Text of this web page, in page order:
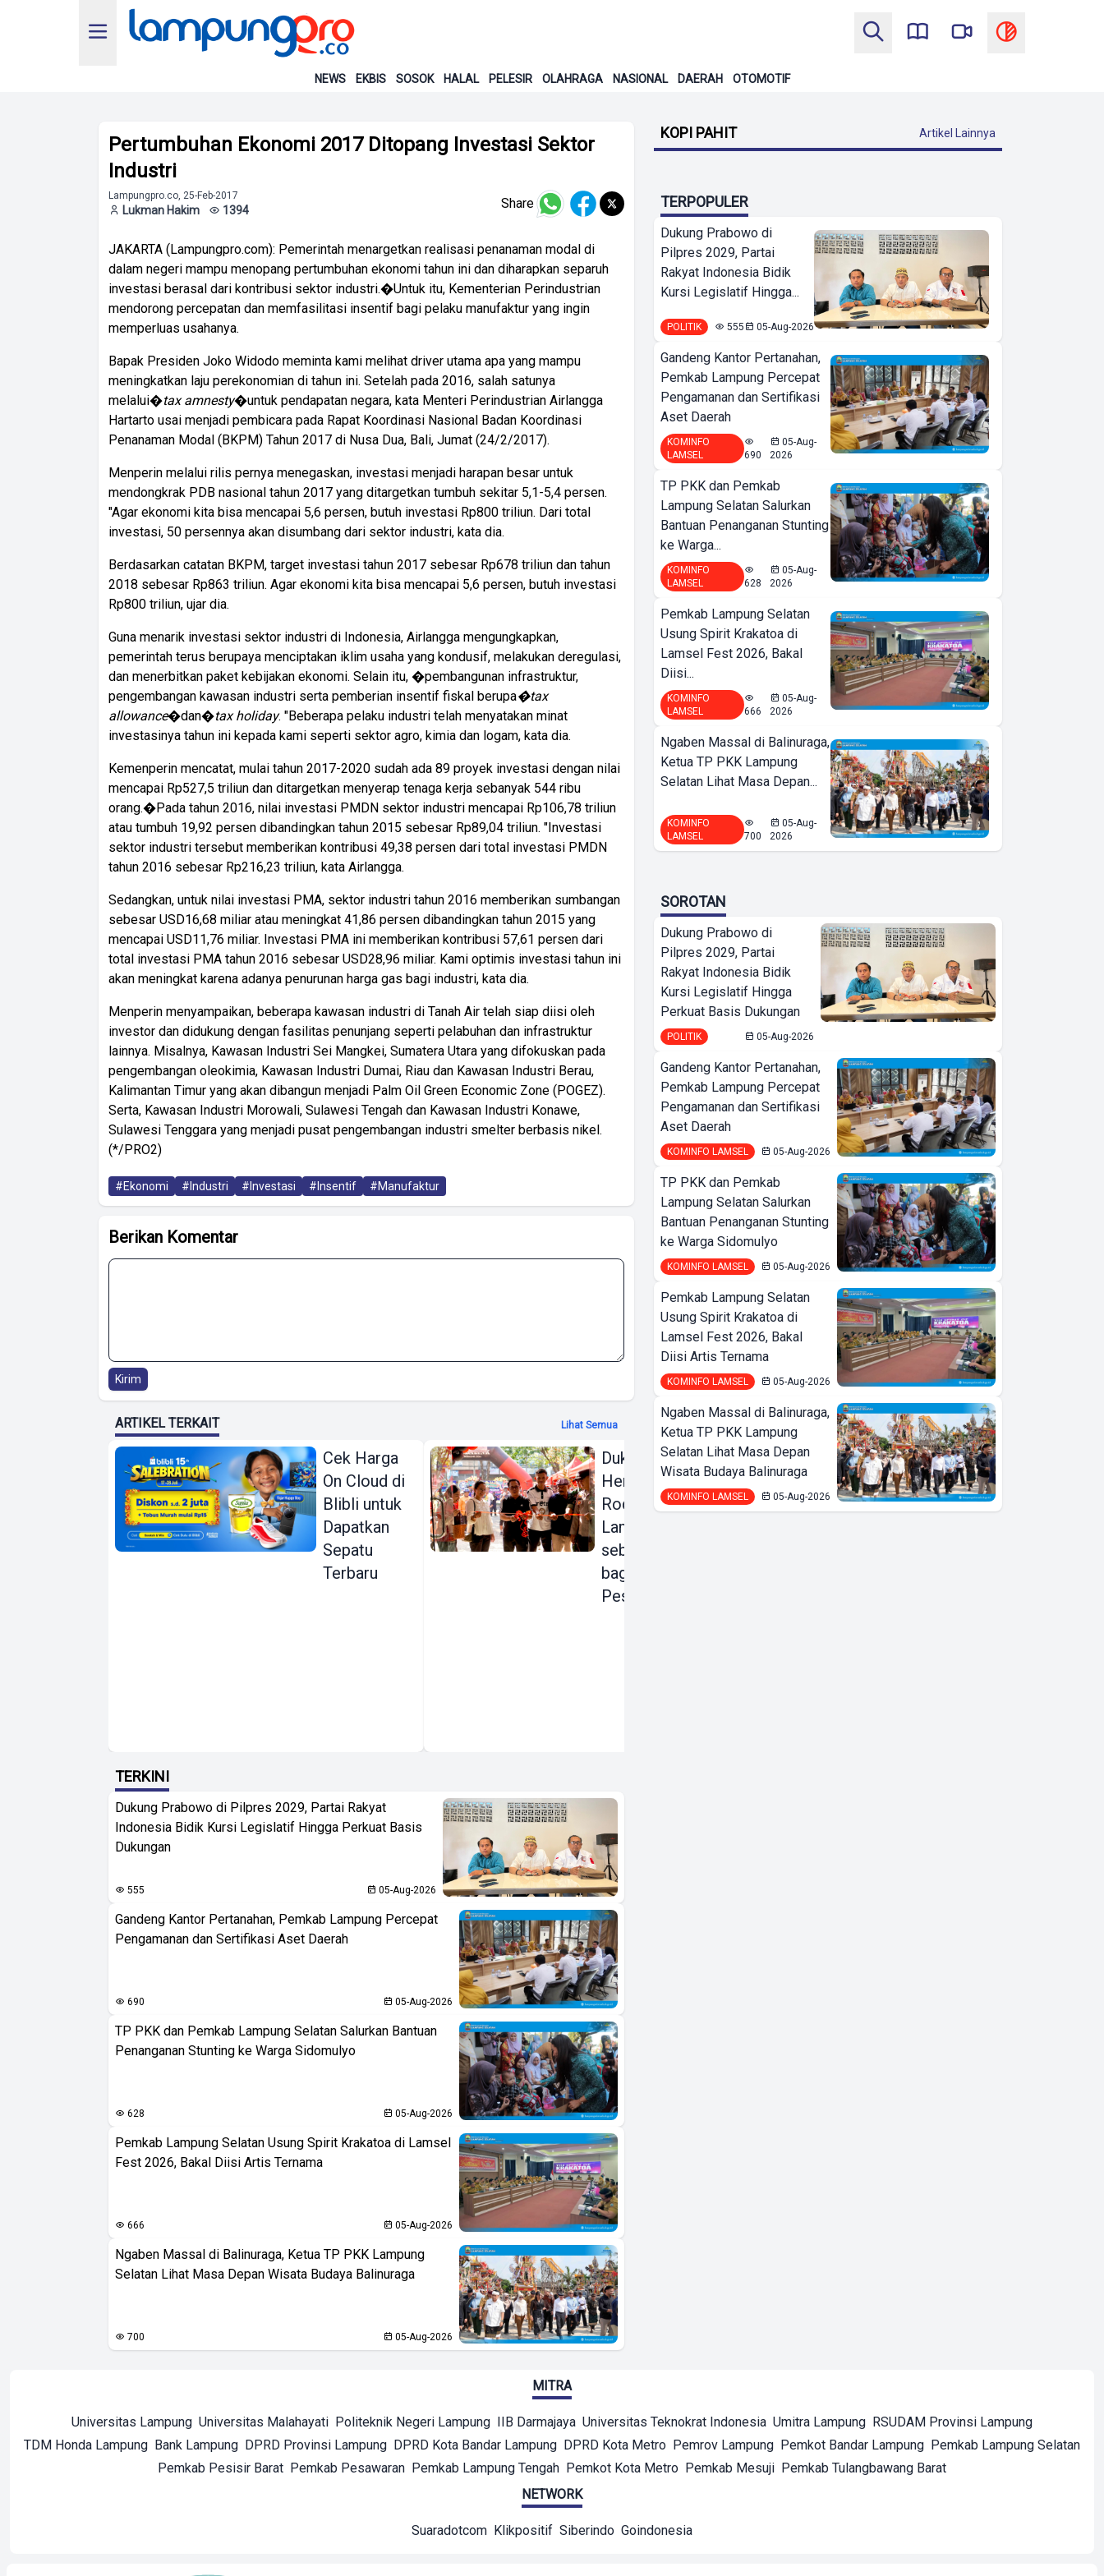
NEWS EKBIS SOSOK HALAL PELESIR OLAHRAGA NASIONAL DAERAH OTOMOTIF
Pertumbuhan Ekonomi 2017 Ditopang Investasi Sektor
Industri
Lampungpro.co, 25-Feb-2017
Lukman Hakim 1394 Share
JAKARTA (Lampungpro.com): Pemerintah menargetkan realisasi penanaman modal di
dalam negeri mampu menopang pertumbuhan ekonomi tahun ini dan diharapkan separuh
investasi berasal dari kontribusi sektor industri.�Untuk itu, Kementerian Perindustrian
mendorong percepatan dan memfasilitasi insentif bagi pelaku manufaktur yang ingin
memperluas usahanya.
Bapak Presiden Joko Widodo meminta kami melihat driver utama apa yang mampu
meningkatkan laju perekonomian di tahun ini. Setelah pada 2016, salah satunya
melalui�tax amnesty�untuk pendapatan negara, kata Menteri Perindustrian Airlangga
Hartarto usai menjadi pembicara pada Rapat Koordinasi Nasional Badan Koordinasi
Penanaman Modal (BKPM) Tahun 2017 di Nusa Dua, Bali, Jumat (24/2/2017).
Menperin melalui rilis pernya menegaskan, investasi menjadi harapan besar untuk
mendongkrak PDB nasional tahun 2017 yang ditargetkan tumbuh sekitar 5,1-5,4 persen.
"Agar ekonomi kita bisa mencapai 5,6 persen, butuh investasi Rp800 triliun. Dari total
investasi, 50 persennya akan disumbang dari sektor industri, kata dia.
Berdasarkan catatan BKPM, target investasi tahun 2017 sebesar Rp678 triliun dan tahun
2018 sebesar Rp863 triliun. Agar ekonomi kita bisa mencapai 5,6 persen, butuh investasi
Rp800 triliun, ujar dia.
Guna menarik investasi sektor industri di Indonesia, Airlangga mengungkapkan,
pemerintah terus berupaya menciptakan iklim usaha yang kondusif, melakukan deregulasi,
dan menerbitkan paket kebijakan ekonomi. Selain itu, �pembangunan infrastruktur,
pengembangan kawasan industri serta pemberian insentif fiskal berupa�tax
allowance�dan�tax holiday. "Beberapa pelaku industri telah menyatakan minat
investasinya tahun ini kepada kami seperti sektor agro, kimia dan logam, kata dia.
Kemenperin mencatat, mulai tahun 2017-2020 sudah ada 89 proyek investasi dengan nilai
mencapai Rp527,5 triliun dan ditargetkan menyerap tenaga kerja sebanyak 544 ribu
orang.�Pada tahun 2016, nilai investasi PMDN sektor industri mencapai Rp106,78 triliun
atau tumbuh 19,92 persen dibandingkan tahun 2015 sebesar Rp89,04 triliun. "Investasi
sektor industri tersebut memberikan kontribusi 49,38 persen dari total investasi PMDN
tahun 2016 sebesar Rp216,23 triliun, kata Airlangga.
Sedangkan, untuk nilai investasi PMA, sektor industri tahun 2016 memberikan sumbangan
sebesar USD16,68 miliar atau meningkat 41,86 persen dibandingkan tahun 2015 yang
mencapai USD11,76 miliar. Investasi PMA ini memberikan kontribusi 57,61 persen dari
total investasi PMA tahun 2016 sebesar USD28,96 miliar. Kami optimis investasi tahun ini
akan meningkat karena adanya penurunan harga gas bagi industri, kata dia.
Menperin menyampaikan, beberapa kawasan industri di Tanah Air telah siap diisi oleh
investor dan didukung dengan fasilitas penunjang seperti pelabuhan dan infrastruktur
lainnya. Misalnya, Kawasan Industri Sei Mangkei, Sumatera Utara yang difokuskan pada
pengembangan oleokimia, Kawasan Industri Dumai, Riau dan Kawasan Industri Berau,
Kalimantan Timur yang akan dibangun menjadi Palm Oil Green Economic Zone (POGEZ).
Serta, Kawasan Industri Morowali, Sulawesi Tengah dan Kawasan Industri Konawe,
Sulawesi Tenggara yang menjadi pusat pengembangan industri smelter berbasis nikel.
(*/PRO2)
#Ekonomi #Industri #Investasi #Insentif #Manufaktur
Berikan Komentar
Kirim
ARTIKEL TERKAIT Lihat Semua
Cek Harga
On Cloud di
Blibli untuk
Dapatkan
Sepatu
Terbaru
Dukung Gerakan
Hemat Energi,
Rodalink
Lampung Hadir
sebagai Rumah
bagi para
Pesepeda
Stabilitas
Ekonomi
Terjaga di
TERKINI
Dukung Prabowo di Pilpres 2029, Partai Rakyat
Indonesia Bidik Kursi Legislatif Hingga Perkuat Basis
Dukungan
555 05-Aug-2026
Gandeng Kantor Pertanahan, Pemkab Lampung Percepat
Pengamanan dan Sertifikasi Aset Daerah
690 05-Aug-2026
TP PKK dan Pemkab Lampung Selatan Salurkan Bantuan
Penanganan Stunting ke Warga Sidomulyo
628 05-Aug-2026
Pemkab Lampung Selatan Usung Spirit Krakatoa di Lamsel
Fest 2026, Bakal Diisi Artis Ternama
666 05-Aug-2026
Ngaben Massal di Balinuraga, Ketua TP PKK Lampung
Selatan Lihat Masa Depan Wisata Budaya Balinuraga
700 05-Aug-2026
KOPI PAHIT Artikel Lainnya
TERPOPULER
Dukung Prabowo di
Pilpres 2029, Partai
Rakyat Indonesia Bidik
Kursi Legislatif Hingga...
POLITIK 555 05-Aug-2026
Gandeng Kantor Pertanahan,
Pemkab Lampung Percepat
Pengamanan dan Sertifikasi
Aset Daerah
KOMINFO
LAMSEL
690
05-Aug-
2026
TP PKK dan Pemkab
Lampung Selatan Salurkan
Bantuan Penanganan Stunting
ke Warga...
KOMINFO
LAMSEL
628
05-Aug-
2026
Pemkab Lampung Selatan
Usung Spirit Krakatoa di
Lamsel Fest 2026, Bakal
Diisi...
KOMINFO
LAMSEL
666
05-Aug-
2026
Ngaben Massal di Balinuraga,
Ketua TP PKK Lampung
Selatan Lihat Masa Depan...
KOMINFO
LAMSEL
700
05-Aug-
2026
SOROTAN
Dukung Prabowo di
Pilpres 2029, Partai
Rakyat Indonesia Bidik
Kursi Legislatif Hingga
Perkuat Basis Dukungan
POLITIK 05-Aug-2026
Gandeng Kantor Pertanahan,
Pemkab Lampung Percepat
Pengamanan dan Sertifikasi
Aset Daerah
KOMINFO LAMSEL 05-Aug-2026
TP PKK dan Pemkab
Lampung Selatan Salurkan
Bantuan Penanganan Stunting
ke Warga Sidomulyo
KOMINFO LAMSEL 05-Aug-2026
Pemkab Lampung Selatan
Usung Spirit Krakatoa di
Lamsel Fest 2026, Bakal
Diisi Artis Ternama
KOMINFO LAMSEL 05-Aug-2026
Ngaben Massal di Balinuraga,
Ketua TP PKK Lampung
Selatan Lihat Masa Depan
Wisata Budaya Balinuraga
KOMINFO LAMSEL 05-Aug-2026
MITRA
Universitas Lampung Universitas Malahayati Politeknik Negeri Lampung IIB Darmajaya Universitas Teknokrat Indonesia Umitra Lampung RSUDAM Provinsi Lampung
TDM Honda Lampung Bank Lampung DPRD Provinsi Lampung DPRD Kota Bandar Lampung DPRD Kota Metro Pemrov Lampung Pemkot Bandar Lampung Pemkab Lampung Selatan
Pemkab Pesisir Barat Pemkab Pesawaran Pemkab Lampung Tengah Pemkot Kota Metro Pemkab Mesuji Pemkab Tulangbawang Barat
NETWORK
Suaradotcom Klikpositif Siberindo Goindonesia